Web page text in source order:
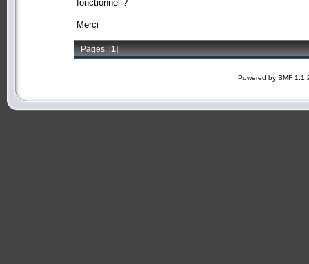
fonctionnel ?
Merci
Pages: [1]
Powered by SMF